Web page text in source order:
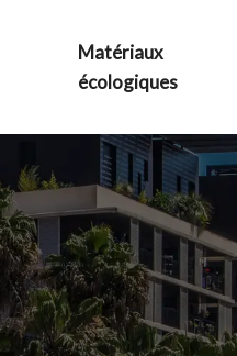
Matériaux
écologiques